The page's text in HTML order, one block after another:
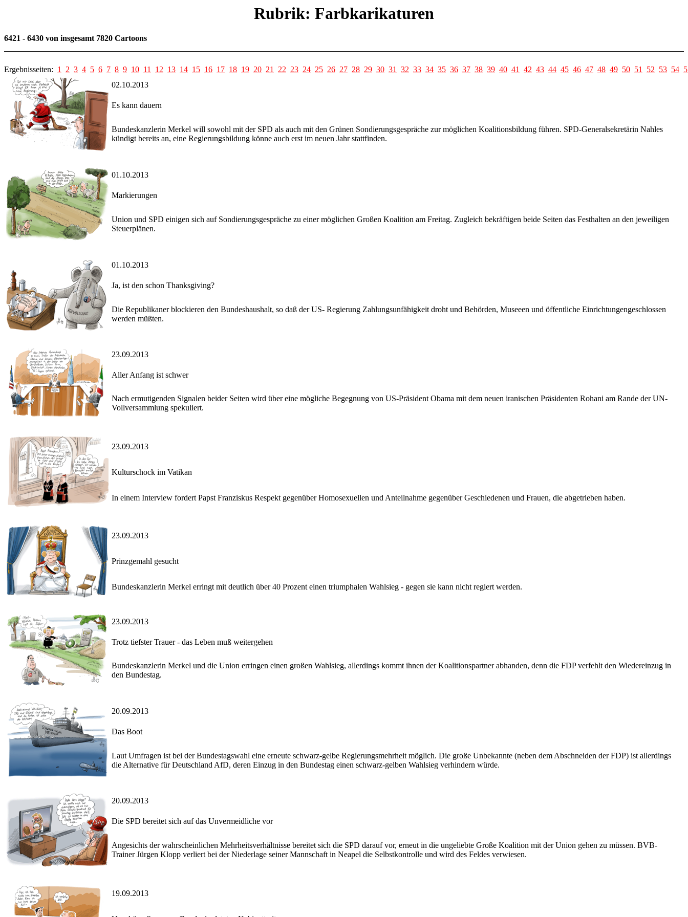
Rubrik: Farbkarikaturen
6421 - 6430 von insgesamt 7820 Cartoons
Ergebnisseiten: 1 2 3 4 5 6 7 8 9 10 11 12 13 14 15 16 17 18 19 20 21 22 23 24 25 26 27 28 29 30 31 32 33 34 35 36 37 38 39 40 41 42 43 44 45 46 47 48 49 50 51 52 53 54
02.10.2013
Es kann dauern
Bundeskanzlerin Merkel will sowohl mit der SPD als auch mit den Grünen Sondierungsgespräche zur möglichen Koalitionsbildung führen. SPD-Generalsekretärin Nahles
kündigt bereits an, eine Regierungsbildung könne auch erst im neuen Jahr stattfinden.
01.10.2013
Markierungen
Union und SPD einigen sich auf Sondierungsgespräche zu einer möglichen Großen Koalition am Freitag. Zugleich bekräftigen beide Seiten das Festhalten an den jeweiligen
Steuerplänen.
01.10.2013
Ja, ist den schon Thanksgiving?
Die Republikaner blockieren den Bundeshaushalt, so daß der US- Regierung Zahlungsunfähigkeit droht und Behörden, Museeen und öffentliche Einrichtungengeschlossen
werden müßten.
23.09.2013
Aller Anfang ist schwer
Nach ermutigenden Signalen beider Seiten wird über eine mögliche Begegnung von US-Präsident Obama mit dem neuen iranischen Präsidenten Rohani am Rande der UN-
Vollversammlung spekuliert.
23.09.2013
Kulturschock im Vatikan
In einem Interview fordert Papst Franziskus Respekt gegenüber Homosexuellen und Anteilnahme gegenüber Geschiedenen und Frauen, die abgetrieben haben.
23.09.2013
Prinzgemahl gesucht
Bundeskanzlerin Merkel erringt mit deutlich über 40 Prozent einen triumphalen Wahlsieg - gegen sie kann nicht regiert werden.
23.09.2013
Trotz tiefster Trauer - das Leben muß weitergehen
Bundeskanzlerin Merkel und die Union erringen einen großen Wahlsieg, allerdings kommt ihnen der Koalitionspartner abhanden, denn die FDP verfehlt den Wiedereinzug in
den Bundestag.
20.09.2013
Das Boot
Laut Umfragen ist bei der Bundestagswahl eine erneute schwarz-gelbe Regierungsmehrheit möglich. Die große Unbekannte (neben dem Abschneiden der FDP) ist allerdings
die Alternative für Deutschland AfD, deren Einzug in den Bundestag einen schwarz-gelben Wahlsieg verhindern würde.
20.09.2013
Die SPD bereitet sich auf das Unvermeidliche vor
Angesichts der wahrscheinlichen Mehrheitsverhältnisse bereitet sich die SPD darauf vor, erneut in die ungeliebte Große Koalition mit der Union gehen zu müssen. BVB-
Trainer Jürgen Klopp verliert bei der Niederlage seiner Mannschaft in Neapel die Selbstkontrolle und wird des Feldes verwiesen.
19.09.2013